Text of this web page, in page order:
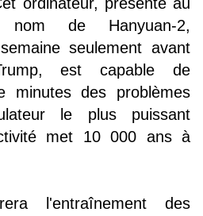
de Hanyuan-2,
seulement avant
est capable de
minutes des problèmes
le plus puissant
met 10 000 ans à
l'entraînement des